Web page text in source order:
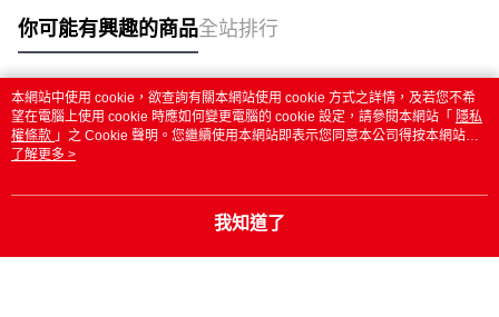
你可能有興趣的商品全站排行
熱門標籤
本網站中使用 cookie，欲查詢有關本網站使用 cookie 方式之詳情，及若您不希
望在電腦上使用 cookie 時應如何變更電腦的 cookie 設定，請參閱本網站「 隱私
權條款 」之 Cookie 聲明。您繼續使用本網站即表示您同意本公司得按本網站使
用條款之 Cookie 聲明使用 cookie。
了解更多 >
我知道了